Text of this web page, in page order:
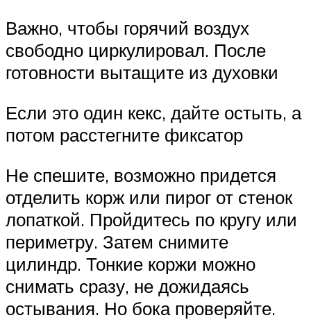
Важно, чтобы горячий воздух
свободно циркулировал. После
готовности вытащите из духовки
Если это один кекс, дайте остыть, а
потом расстегните фиксатор
Не спешите, возможно придется
отделить корж или пирог от стенок
лопаткой. Пройдитесь по кругу или
периметру. Затем снимите
цилиндр. Тонкие коржи можно
снимать сразу, не дожидаясь
остывания. Но бока проверяйте.